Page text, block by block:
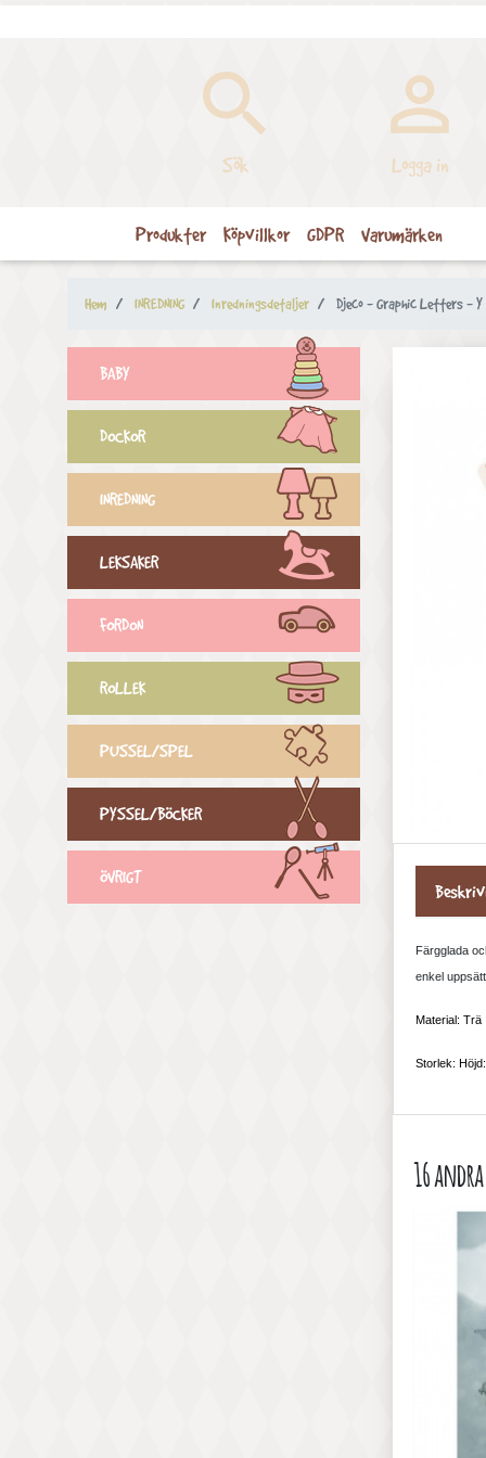

Sök

Logga in
Produkter Köpvillkor GDPR Varumärken
Hem INREDNING Inredningsdetaljer Djeco - Graphic Letters - Y
BABY
DOCKOR
INREDNING
LEKSAKER
FORDON
ROLLEK
PUSSEL/SPEL
PYSSEL/BÖCKER
ÖVRIGT
Färgglada
enkel
Material: Trä
Storlek:
16